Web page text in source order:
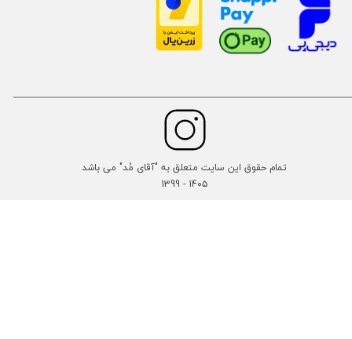
تمام حقوق این سایت متعلق به "آقای مُد" می باشد
14۰۵ - 1399